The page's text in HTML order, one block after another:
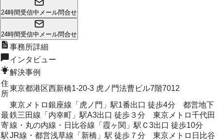
24時間受信中 メール問合せ
24時間受信中 メール問合せ
事務所詳細
インタビュー
解決事例
住
所
東京都港区西新橋1-20-3 虎ノ門法曹ビル7階7012
最
寄
駅
東京メトロ銀座線「虎ノ門」駅1番出口 徒歩4分 都営地下
鉄三田線「内幸町」駅A3出口 徒歩３分 東京メトロ千代田
線・丸の内線・日比谷線「霞ヶ関」駅Ｃ3出口 徒歩10分
JR線・都営浅草線「新橋」駅 徒歩７分 東京メトロ日比谷